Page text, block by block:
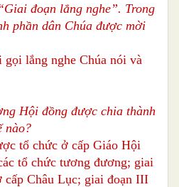
đoạn lắng nghe”. Trong
phần dân Chúa được mời
lắng nghe Chúa nói và
Hội đồng được chia thành
nào?
tổ chức ở cấp Giáo Hội
tổ chức tương đương; giai
Châu Lục; giai đoạn III